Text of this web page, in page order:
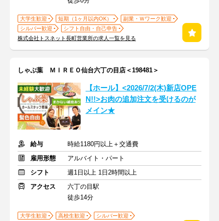
大学生歓迎 短期（1ヶ月以内OK）
副業・Ｗワーク歓迎
シルバー歓迎
シフト自由・自己申告
株式会社トスネット長町営業所の求人一覧を見る
しゃぶ葉 ＭＩＲＥＯ仙台六丁の目店＜198481＞
【ホール】<2026/7/2(木)新店OPE
N!!>お肉の追加注文を受けるのが
メイン★
給与
時給1180円以上＋交通費
雇用形態
アルバイト・パート
シフト
週1日以上 1日2時間以上
アクセス
六丁の目駅
徒歩14分
大学生歓迎 高校生歓迎
シルバー歓迎